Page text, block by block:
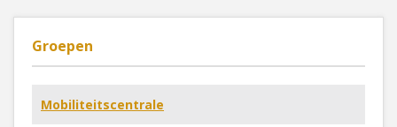
Groepen
Mobiliteitscentrale